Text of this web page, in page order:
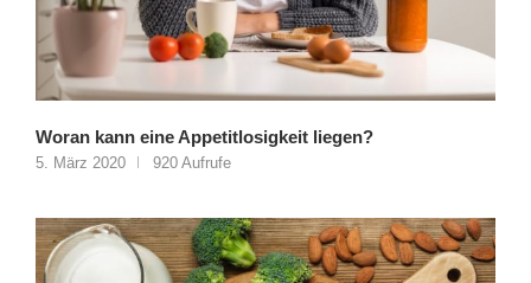
Woran kann eine Appetitlosigkeit liegen?
5. März 2020 920 Aufrufe